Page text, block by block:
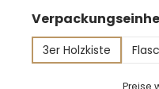
Im Glas zeigt sich ein
samtigem Schimmer.
und konzentriert,
Pflaumen,
3er Holzkiste
Preise